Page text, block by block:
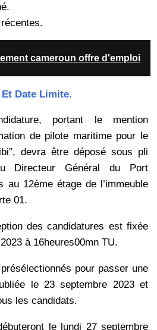
cameroun offre d'emploi
Date Limite.
portant le mention
de pilote maritime pour le
devra être déposé sous pli
Directeur Général du Port
au 12ème étage de l’immeuble
01.
des candidatures est fixée
à 16heures00mn TU.
pour passer une
le 23 septembre 2023 et
les candidats.
le lundi 27 septembre